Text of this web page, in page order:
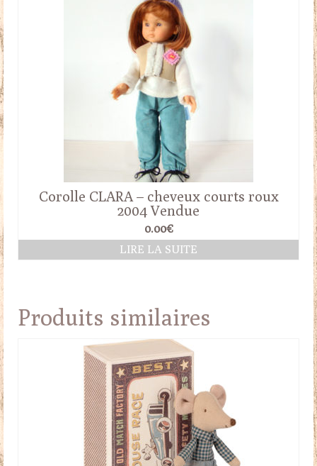
Corolle CLARA – cheveux courts roux
2004 Vendue
0.00€
LIRE LA SUITE
Produits similaires